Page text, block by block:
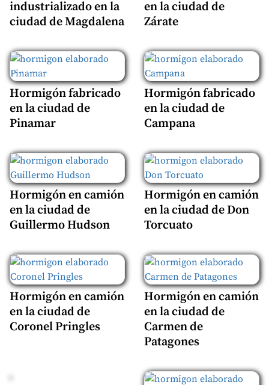
industrializado en la
ciudad de Magdalena
en la ciudad de
Zárate
Hormigón fabricado
en la ciudad de
Pinamar
Hormigón fabricado
en la ciudad de
Campana
Hormigón en camión
en la ciudad de
Guillermo Hudson
Hormigón en camión
en la ciudad de Don
Torcuato
Hormigón en camión
en la ciudad de
Coronel Pringles
Hormigón en camión
en la ciudad de
Carmen de
Patagones